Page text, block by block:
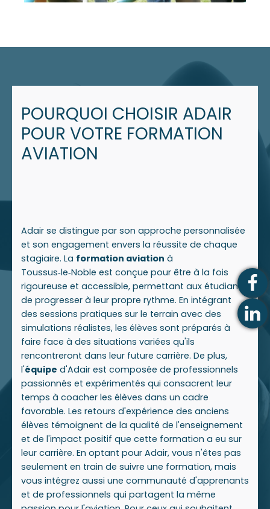
POURQUOI CHOISIR ADAIR
POUR VOTRE FORMATION
AVIATION
Adair se distingue par son approche personnalisée
et son engagement envers la réussite de chaque
stagiaire. La formation aviation à
Toussus‑le‑Noble est conçue pour être à la fois
rigoureuse et accessible, permettant aux étudiants
de progresser à leur propre rythme. En intégrant
des sessions pratiques sur le terrain avec des
simulations réalistes, les élèves sont préparés à
faire face à des situations variées qu'ils
rencontreront dans leur future carrière. De plus,
l'équipe d'Adair est composée de professionnels
passionnés et expérimentés qui consacrent leur
temps à coacher les élèves dans un cadre
favorable. Les retours d'expérience des anciens
élèves témoignent de la qualité de l'enseignement
et de l'impact positif que cette formation a eu sur
leur carrière. En optant pour Adair, vous n'êtes pas
seulement en train de suivre une formation, mais
vous intégrez aussi une communauté d'apprenants
et de professionnels qui partagent la même